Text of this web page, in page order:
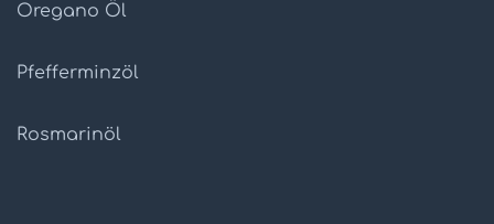
Oregano Öl
Pfefferminzöl
Rosmarinöl